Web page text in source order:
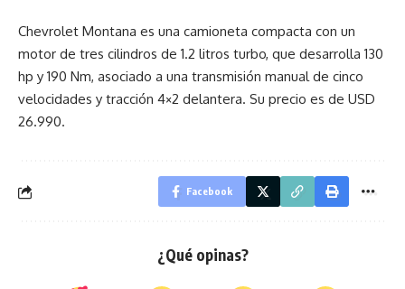
Chevrolet Montana es una camioneta compacta con un
motor de tres cilindros de 1.2 litros turbo, que desarrolla 130
hp y 190 Nm, asociado a una transmisión manual de cinco
velocidades y tracción 4×2 delantera. Su precio es de USD
26.990.
Facebook
¿Qué opinas?